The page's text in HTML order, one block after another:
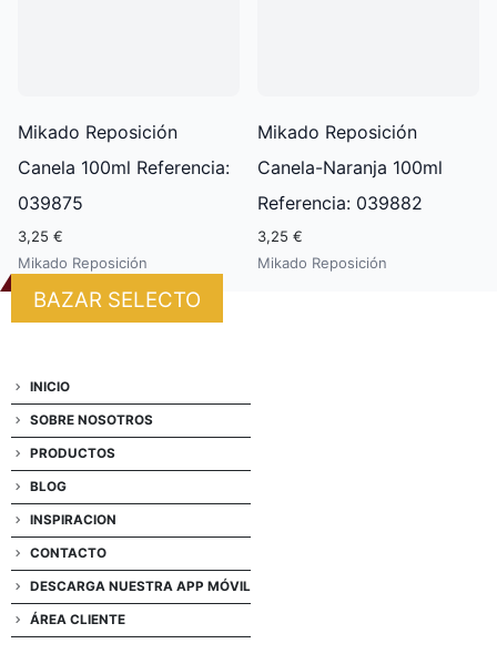
Mikado Reposición
Canela 100ml Referencia:
039875
3,25 €
Mikado Reposición
Mikado Reposición
Canela-Naranja 100ml
Referencia: 039882
3,25 €
Mikado Reposición
BAZAR SELECTO
INICIO
SOBRE NOSOTROS
PRODUCTOS
BLOG
INSPIRACION
CONTACTO
DESCARGA NUESTRA APP MÓVIL
ÁREA CLIENTE